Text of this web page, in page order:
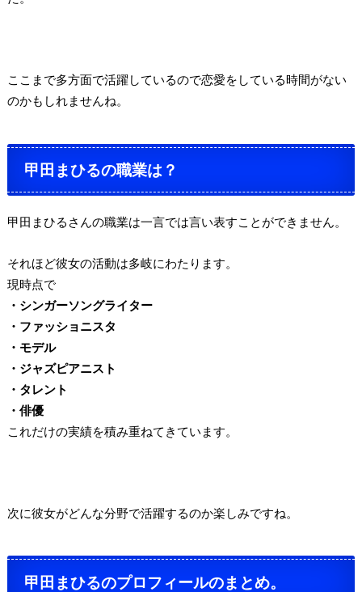
ここまで多方面で活躍しているので恋愛をしている時間がない
のかもしれませんね。
甲田まひるの職業は？
甲田まひるさんの職業は一言では言い表すことができません。
それほど彼女の活動は多岐にわたります。
現時点で
・シンガーソングライター
・ファッショニスタ
・モデル
・ジャズピアニスト
・タレント
・俳優
これだけの実績を積み重ねてきています。
次に彼女がどんな分野で活躍するのか楽しみですね。
甲田まひるのプロフィールのまとめ。